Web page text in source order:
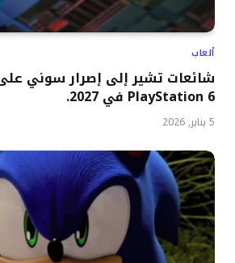
ألعاب
شائعات تشير إلى إصرار سوني
PlayStation 6 في 2027.
5 يناير, 2026